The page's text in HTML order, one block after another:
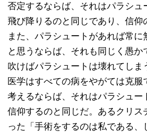
否定するならば、それはパラシュ
飛び降りるのと同じであり、信仰
また、パラシュートがあれば常に
と思うならば、それも同じく愚か
吹けばパラシュートは壊れてしま
医学はすべての病をやがては克服
考えるならば、それはパラシュー
信仰するのと同じだ。あるクリス
った「手術をするのは私である、